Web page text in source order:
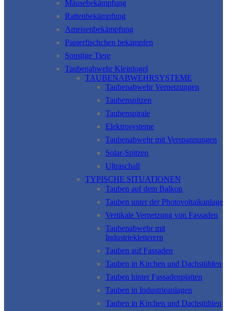
Mäusebekämpfung
Rattenbekämpfung
Ameisenbekämpfung
Papierfischchen bekämpfen
Sonstige Tiere
Taubenabwehr Kleinlogel
TAUBENABWEHRSYSTEME
Taubenabwehr Vernetzungen
Taubenspitzen
Taubenspirale
Elektrosysteme
Taubenabwehr mit Verspannungen
Solar-Spitzen
Ultraschall
TYPISCHE SITUATIONEN
Tauben auf dem Balkon
Tauben unter der Photovoltaikanlage
Vertikale Vernetzung von Fassaden
Taubenabwehr mit
Industriekletterern
Tauben auf Fassaden
Tauben in Kirchen und Dachstühlen
Tauben hinter Fassadenplatten
Tauben in Industrieanlagen
Tauben in Kirchen und Dachstühlen